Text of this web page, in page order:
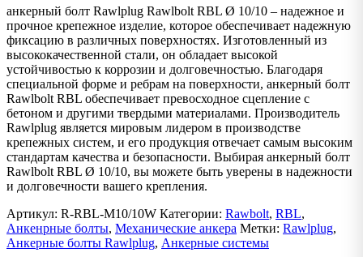
анкерный болт Rawlplug Rawlbolt RBL Ø 10/10 – надежное и
прочное крепежное изделие, которое обеспечивает надежную
фиксацию в различных поверхностях. Изготовленный из
высококачественной стали, он обладает высокой
устойчивостью к коррозии и долговечностью. Благодаря
специальной форме и ребрам на поверхности, анкерный болт
Rawlbolt RBL обеспечивает превосходное сцепление с
бетоном и другими твердыми материалами. Производитель
Rawlplug является мировым лидером в производстве
крепежных систем, и его продукция отвечает самым высоким
стандартам качества и безопасности. Выбирая анкерный болт
Rawlbolt RBL Ø 10/10, вы можете быть уверены в надежности
и долговечности вашего крепления.
Артикул: R-RBL-M10/10W Категории: Rawbolt, RBL,
Анкенрные болты, Механические анкера Метки: Rawlplug,
Анкерные болты Rawlplug, Анкерные системы